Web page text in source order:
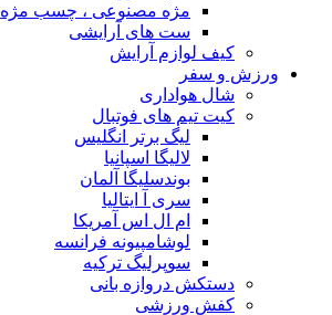
مژه مصنوعی ، چسب مژه
ست های آرایشی
کیف لوازم آرایش
ورزش و سفر
شال هواداری
کیت تیم های فوتبال
لیگ برتر انگلیس
لالیگا اسپانیا
بوندسلیگا آلمان
سری آ ایتالیا
ام ال اس آمریکا
لوشامپیونه فرانسه
سوپرلیگ ترکیه
دستکش دروازه بانی
کفش ورزشی